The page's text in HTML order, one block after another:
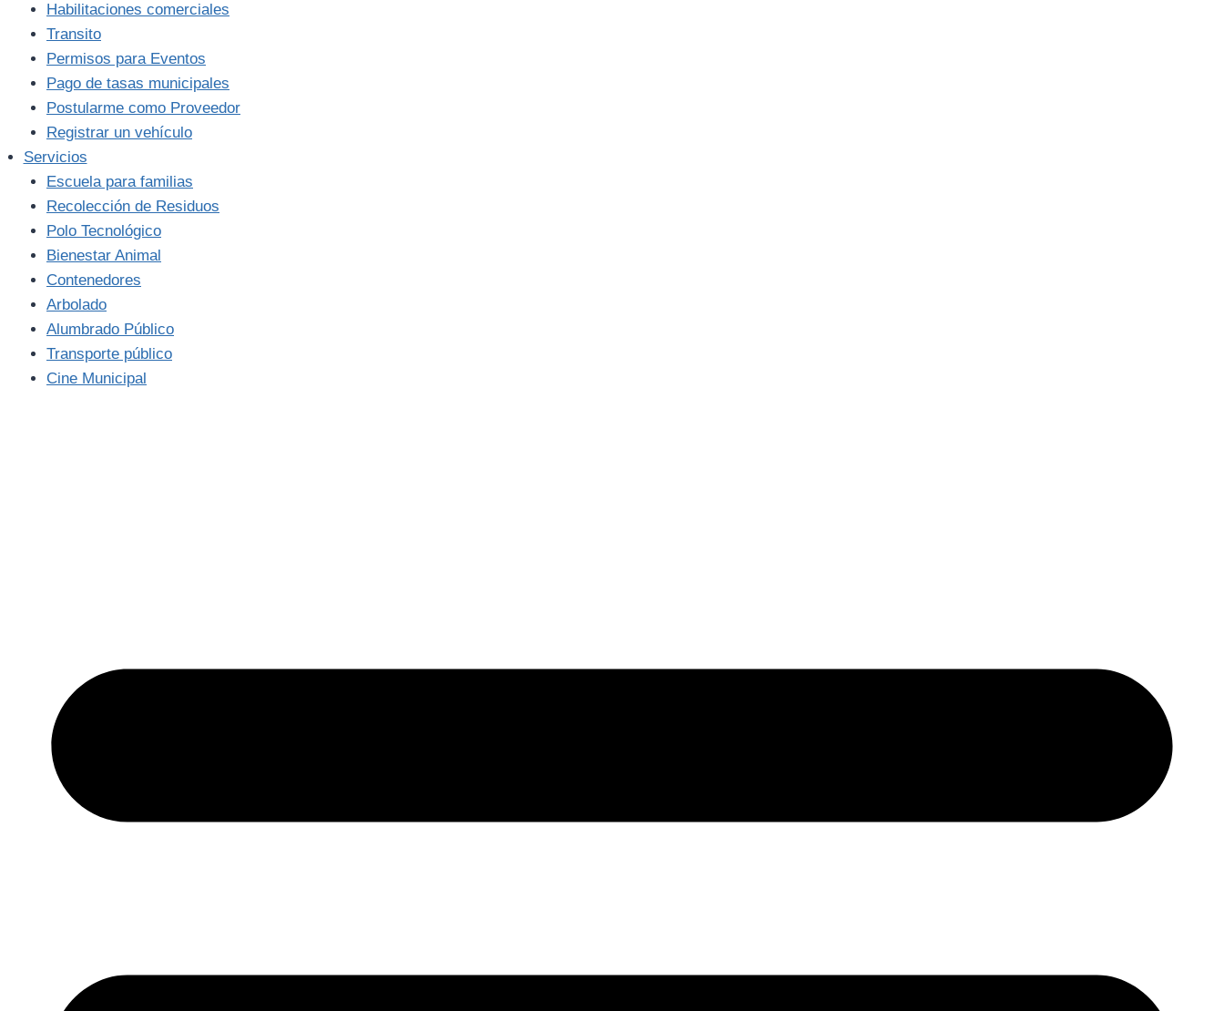
Habilitaciones comerciales
Transito
Permisos para Eventos
Pago de tasas municipales
Postularme como Proveedor
Registrar un vehículo
Servicios
Escuela para familias
Recolección de Residuos
Polo Tecnológico
Bienestar Animal
Contenedores
Arbolado
Alumbrado Público
Transporte público
Cine Municipal